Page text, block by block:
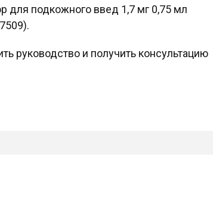
для подкожного введ 1,7 мг 0,75 мл
руководство и получить консультацию